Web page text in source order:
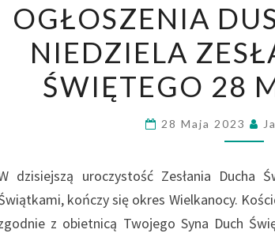
28
OGŁOSZENIA
NIEDZIELA
ŚWIĘTEGO 28
28 Maja 2023
dzisiejszą uroczystość Zesłania Ducha
kończy się okres Wielkanocy.
z obietnicą Twojego Syna Duch